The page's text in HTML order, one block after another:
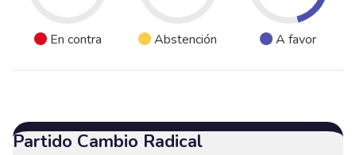
En contra Abstención A favor
Partido Cambio Radical